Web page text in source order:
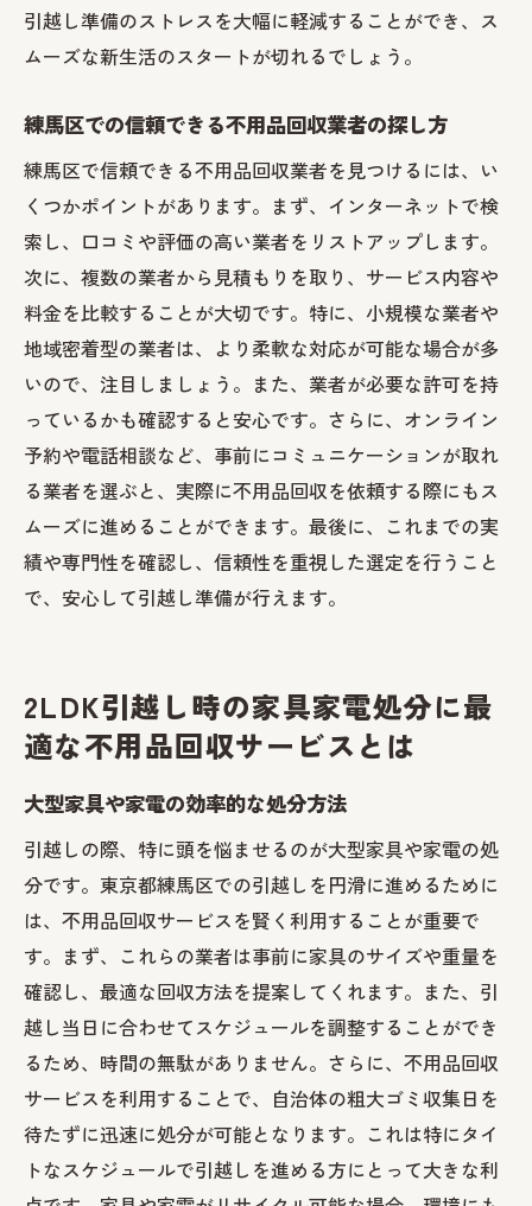
引越し準備のストレスを大幅に軽減することができ、ス
ムーズな新生活のスタートが切れるでしょう。
練馬区での信頼できる不用品回収業者の探し方
練馬区で信頼できる不用品回収業者を見つけるには、い
くつかポイントがあります。まず、インターネットで検
索し、口コミや評価の高い業者をリストアップします。
次に、複数の業者から見積もりを取り、サービス内容や
料金を比較することが大切です。特に、小規模な業者や
地域密着型の業者は、より柔軟な対応が可能な場合が多
いので、注目しましょう。また、業者が必要な許可を持
っているかも確認すると安心です。さらに、オンライン
予約や電話相談など、事前にコミュニケーションが取れ
る業者を選ぶと、実際に不用品回収を依頼する際にもス
ムーズに進めることができます。最後に、これまでの実
績や専門性を確認し、信頼性を重視した選定を行うこと
で、安心して引越し準備が行えます。
2LDK引越し時の家具家電処分に最
適な不用品回収サービスとは
大型家具や家電の効率的な処分方法
引越しの際、特に頭を悩ませるのが大型家具や家電の処
分です。東京都練馬区での引越しを円滑に進めるために
は、不用品回収サービスを賢く利用することが重要で
す。まず、これらの業者は事前に家具のサイズや重量を
確認し、最適な回収方法を提案してくれます。また、引
越し当日に合わせてスケジュールを調整することができ
るため、時間の無駄がありません。さらに、不用品回収
サービスを利用することで、自治体の粗大ゴミ収集日を
待たずに迅速に処分が可能となります。これは特にタイ
トなスケジュールで引越しを進める方にとって大きな利